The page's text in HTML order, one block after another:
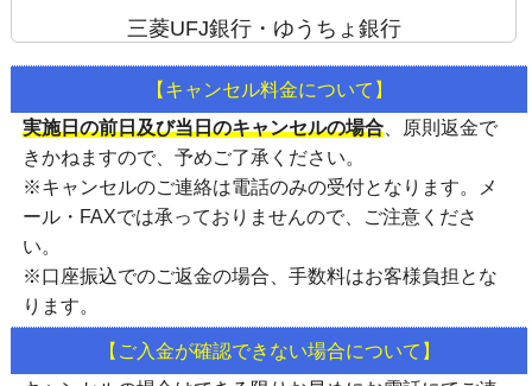
三菱UFJ銀行・ゆうちょ銀行
【キャンセル料金について】
実施日の前日及び当日のキャンセルの場合
原則返金で
きかねますので、予めご了承ください。
※キャンセルのご連絡は電話のみの受付となります。メ
ール・FAXでは承っておりませんので、ご注意くださ
い。
※口座振込でのご返金の場合、手数料はお客様負担とな
ります。
【ご入金が確認できない場合について】